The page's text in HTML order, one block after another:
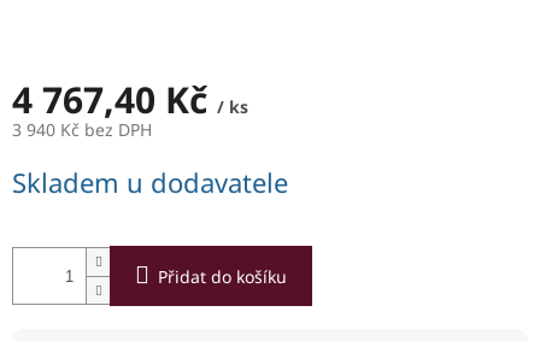
4 767,40 Kč / ks
3 940 Kč bez DPH
cena:
Skladem u dodavatele
Přidat do košíku